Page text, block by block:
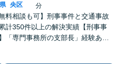
県 央区
分
無料相談も可】刑事事件と交通事故
計350件以上の解決実績【刑事事
「専門事務所の支部長」経験あ